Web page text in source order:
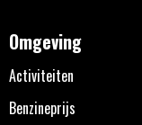
Omgeving
Activiteiten
Benzineprijs